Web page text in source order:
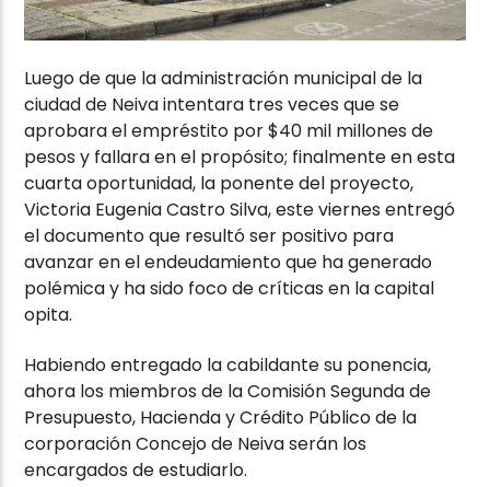
Luego de que la administración municipal de la
ciudad de Neiva intentara tres veces que se
aprobara el empréstito por $40 mil millones de
pesos y fallara en el propósito; finalmente en esta
cuarta oportunidad, la ponente del proyecto,
Victoria Eugenia Castro Silva, este viernes entregó
el documento que resultó ser positivo para
avanzar en el endeudamiento que ha generado
polémica y ha sido foco de críticas en la capital
opita.
Habiendo entregado la cabildante su ponencia,
ahora los miembros de la Comisión Segunda de
Presupuesto, Hacienda y Crédito Público de la
corporación Concejo de Neiva serán los
encargados de estudiarlo.